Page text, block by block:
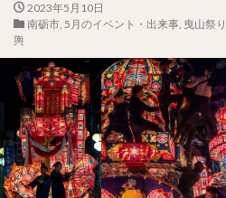
2023年5月10日
南砺市, 5月のイベント・出来事, 曳山祭
輿